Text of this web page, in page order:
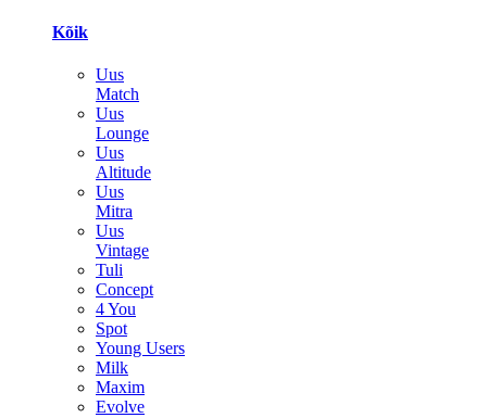
Kõik
Uus
Match
Uus
Lounge
Uus
Altitude
Uus
Mitra
Uus
Vintage
Tuli
Concept
4 You
Spot
Young Users
Milk
Maxim
Evolve